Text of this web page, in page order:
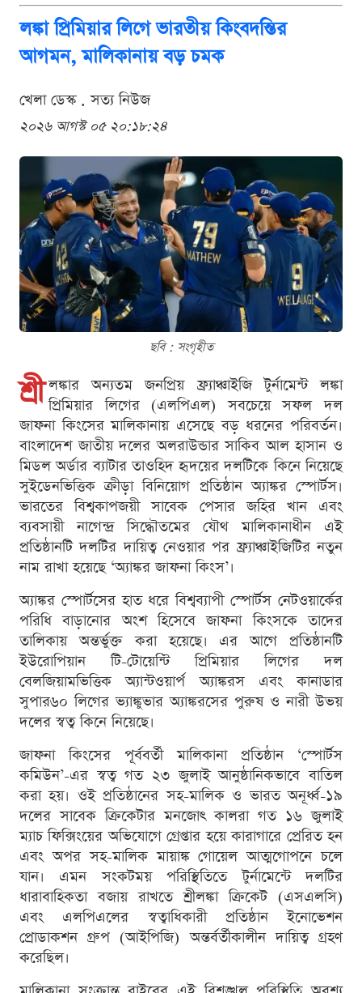
লঙ্কা প্রিমিয়ার লিগে ভারতীয় কিংবদন্তির
আগমন, মালিকানায় বড় চমক
খেলা ডেস্ক . সত্য নিউজ
২০২৬ আগস্ট ০৫ ২০:১৮:২৪
ছবি : সংগৃহীত
শ্রী লঙ্কার অন্যতম জনপ্রিয় ফ্র্যাঞ্চাইজি টুর্নামেন্ট লঙ্কা
প্রিমিয়ার লিগের (এলপিএল) সবচেয়ে সফল দল
জাফনা কিংসের মালিকানায় এসেছে বড় ধরনের পরিবর্তন।
বাংলাদেশ জাতীয় দলের অলরাউন্ডার সাকিব আল হাসান ও
মিডল অর্ডার ব্যাটার তাওহিদ হৃদয়ের দলটিকে কিনে নিয়েছে
সুইডেনভিত্তিক ক্রীড়া বিনিয়োগ প্রতিষ্ঠান অ্যাঙ্কর স্পোর্টস।
ভারতের বিশ্বকাপজয়ী সাবেক পেসার জহির খান এবং
ব্যবসায়ী নাগেন্দ্র সিদ্ধৌতমের যৌথ মালিকানাধীন এই
প্রতিষ্ঠানটি দলটির দায়িত্ব নেওয়ার পর ফ্র্যাঞ্চাইজিটির নতুন
নাম রাখা হয়েছে ‘অ্যাঙ্কর জাফনা কিংস’।
অ্যাঙ্কর স্পোর্টসের হাত ধরে বিশ্বব্যাপী স্পোর্টস নেটওয়ার্কের
পরিধি বাড়ানোর অংশ হিসেবে জাফনা কিংসকে তাদের
তালিকায় অন্তর্ভুক্ত করা হয়েছে। এর আগে প্রতিষ্ঠানটি
ইউরোপিয়ান টি-টোয়েন্টি প্রিমিয়ার লিগের দল
বেলজিয়ামভিত্তিক অ্যান্টওয়ার্প অ্যাঙ্করস এবং কানাডার
সুপার৬০ লিগের ভ্যাঙ্কুভার অ্যাঙ্করসের পুরুষ ও নারী উভয়
দলের স্বত্ব কিনে নিয়েছে।
জাফনা কিংসের পূর্ববর্তী মালিকানা প্রতিষ্ঠান ‘স্পোর্টস
কমিউন’-এর স্বত্ব গত ২৩ জুলাই আনুষ্ঠানিকভাবে বাতিল
করা হয়। ওই প্রতিষ্ঠানের সহ-মালিক ও ভারত অনূর্ধ্ব-১৯
দলের সাবেক ক্রিকেটার মনজোৎ কালরা গত ১৬ জুলাই
ম্যাচ ফিক্সিংয়ের অভিযোগে গ্রেপ্তার হয়ে কারাগারে প্রেরিত হন
এবং অপর সহ-মালিক মায়াঙ্ক গোয়েল আত্মগোপনে চলে
যান। এমন সংকটময় পরিস্থিতিতে টুর্নামেন্টে দলটির
ধারাবাহিকতা বজায় রাখতে শ্রীলঙ্কা ক্রিকেট (এসএলসি)
এবং এলপিএলের স্বত্বাধিকারী প্রতিষ্ঠান ইনোভেশন
প্রোডাকশন গ্রুপ (আইপিজি) অন্তর্বর্তীকালীন দায়িত্ব গ্রহণ
করেছিল।